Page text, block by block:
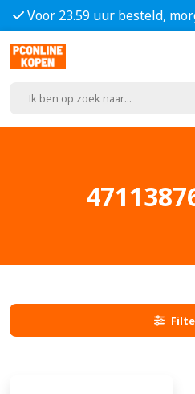
Voor 23.59 uur besteld,